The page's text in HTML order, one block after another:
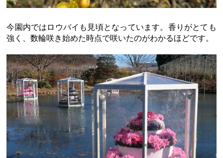
今園内ではロウバイも見頃となっています。香りがとても
強く、数輪咲き始めた時点で咲いたのがわかるほどです。